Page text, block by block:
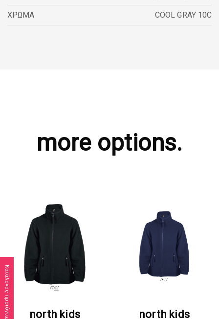
Κατάλογος προϊόντων
ΧΡΩΜΑ COOL GRAY 10C
more options.
north kids north kids